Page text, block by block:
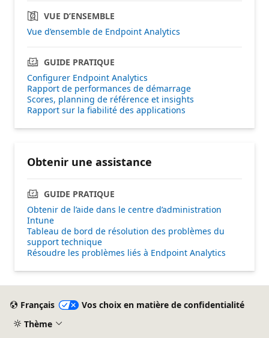
VUE D’ENSEMBLE
Vue d’ensemble de Endpoint Analytics
GUIDE PRATIQUE
Configurer Endpoint Analytics
Rapport de performances de démarrage
Scores, planning de référence et insights
Rapport sur la fiabilité des applications
Obtenir une assistance
GUIDE PRATIQUE
Obtenir de l’aide dans le centre d’administration
Intune
Tableau de bord de résolution des problèmes du
support technique
Résoudre les problèmes liés à Endpoint Analytics
Français
Vos choix en matière de confidentialité
Thème